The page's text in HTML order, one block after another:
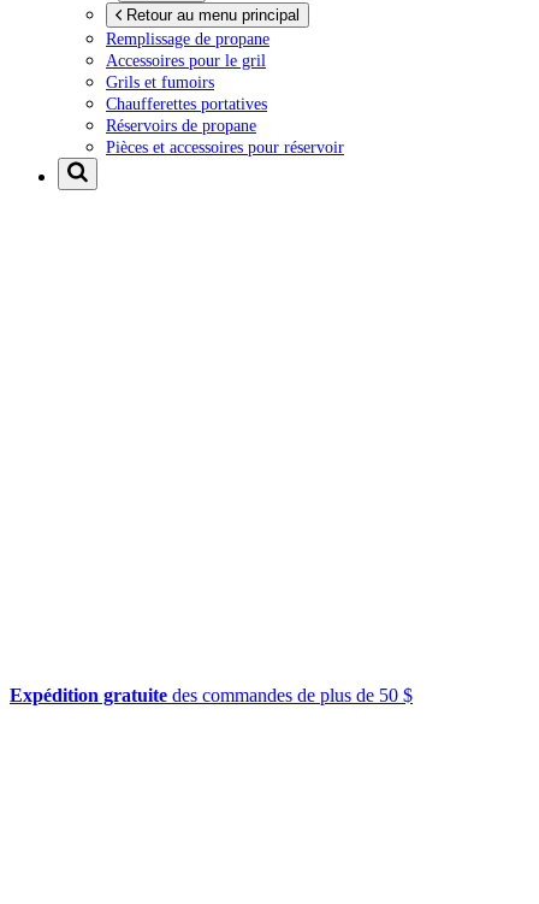
Retour au menu principal
Remplissage de propane
Accessoires pour le gril
Grils et fumoirs
Chaufferettes portatives
Réservoirs de propane
Pièces et accessoires pour réservoir
Expédition gratuite des commandes de plus de 50 $